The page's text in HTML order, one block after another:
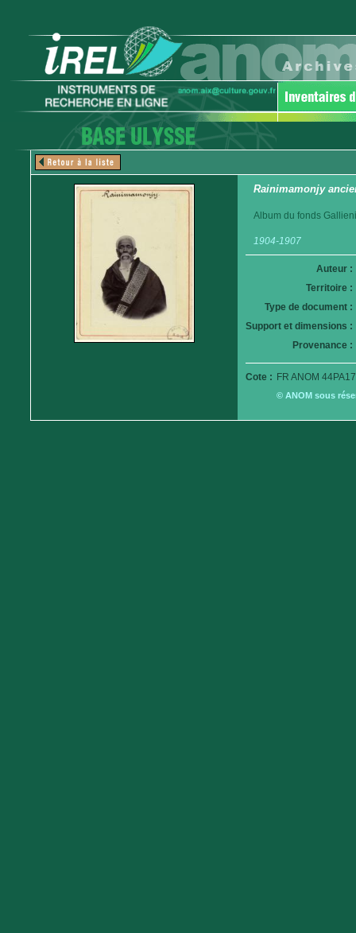
Rainimamonjy
Album du fonds
1904-1907
Auteur :
Territoire :
Type de document :
Support et dimensions :
Provenance :
Cote : FR ANOM
© ANOM sous